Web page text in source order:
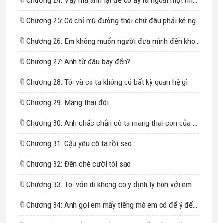
🔖 Chương 25: Cô chỉ mù đường thôi chứ đâu phải kẻ ngốc
🔖 Chương 26: Em không muốn người đưa mình đến khoa sản là chồng cũ
🔖 Chương 27: Anh từ đâu bay đến?
🔖 Chương 28: Tôi và cô ta không có bất kỳ quan hệ gì
🔖 Chương 29: Mang thai đôi
🔖 Chương 30: Anh chắc chắn cô ta mang thai con của anh chứ?
🔖 Chương 31: Cậu yêu cô ta rồi sao
🔖 Chương 32: Đến chê cười tôi sao
🔖 Chương 33: Tôi vốn dĩ không có ý định ly hôn với em
🔖 Chương 34: Anh gọi em mấy tiếng mà em có để ý đến anh đâu